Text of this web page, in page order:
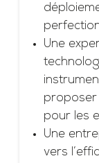
Une
proposer
pour les
Une
vers